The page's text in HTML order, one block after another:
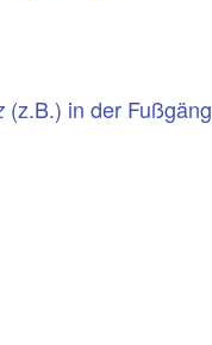
(z.B.) in der